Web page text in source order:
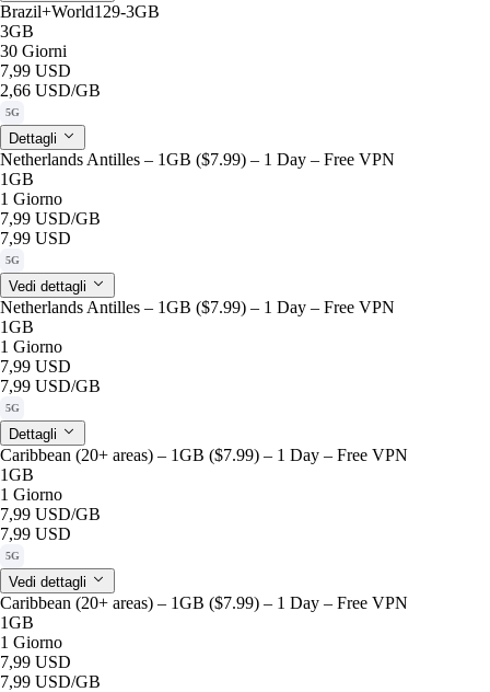
Brazil+World129-3GB
3GB
30 Giorni
7,99 USD
2,66 USD/GB
5G
Dettagli
Netherlands Antilles – 1GB ($7.99) – 1 Day – Free VPN
1GB
1 Giorno
7,99 USD/GB
7,99 USD
5G
Vedi dettagli
Netherlands Antilles – 1GB ($7.99) – 1 Day – Free VPN
1GB
1 Giorno
7,99 USD
7,99 USD/GB
5G
Dettagli
Caribbean (20+ areas) – 1GB ($7.99) – 1 Day – Free VPN
1GB
1 Giorno
7,99 USD/GB
7,99 USD
5G
Vedi dettagli
Caribbean (20+ areas) – 1GB ($7.99) – 1 Day – Free VPN
1GB
1 Giorno
7,99 USD
7,99 USD/GB